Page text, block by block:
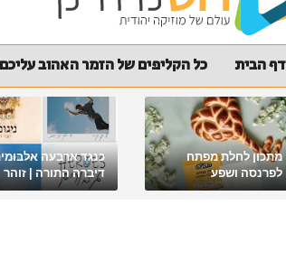
דף הבית כל הקליפים של הזמר האהוב
מתכון לחלת מפתח
לפרנסה ושפע
כנגד ארבעה
דיברה התורה | זוהר
מלאכי